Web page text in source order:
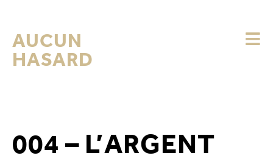
AUCUN
HASARD
004 – L’ARGENT